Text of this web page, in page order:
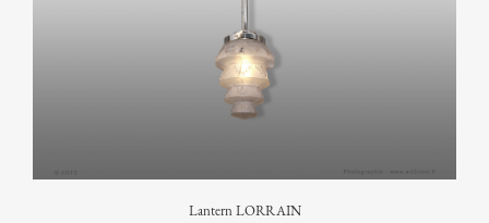
Lantern LORRAIN